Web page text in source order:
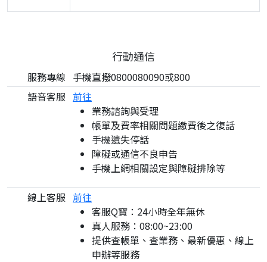
行動通信
服務專線 手機直撥0800080090或800
語音客服 前往
業務諮詢與受理
帳單及費率相關問題繳費後之復話
手機遺失停話
障礙或通信不良申告
手機上網相關設定與障礙排除等
線上客服 前往
客服Q寶：24小時全年無休
真人服務：08:00~23:00
提供查帳單、查業務、最新優惠、線上
申辦等服務